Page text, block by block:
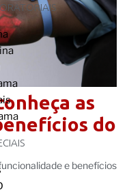
as
do
e benefícios